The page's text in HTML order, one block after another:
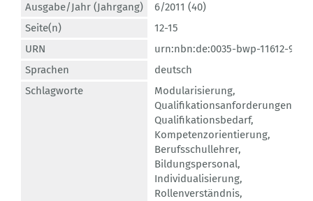
Ausgabe/Jahr (Jahrgang)
6/2011 (40)
Seite(n)
12-15
URN
urn:nbn:de:0035-bwp-11612-9
Sprachen
deutsch
Schlagworte
Modularisierung,
Qualifikationsanforderungen
Qualifikationsbedarf,
Kompetenzorientierung,
Berufsschullehrer,
Bildungspersonal,
Individualisierung,
Rollenverständnis,